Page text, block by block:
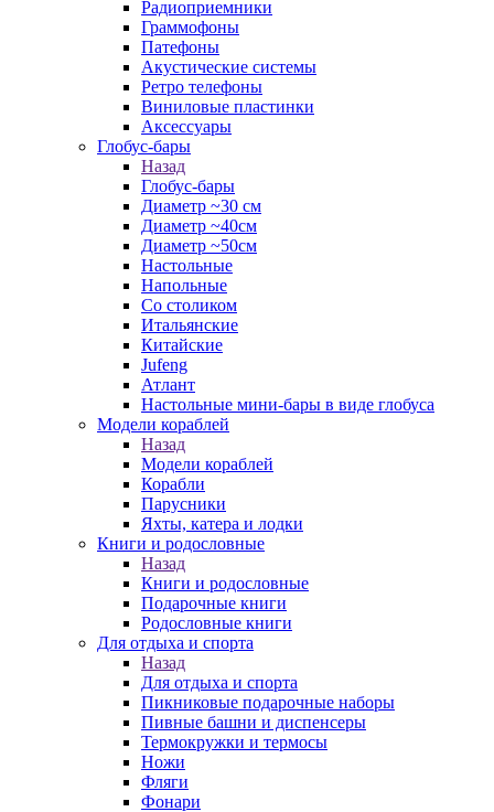
Радиоприемники
Граммофоны
Патефоны
Акустические системы
Ретро телефоны
Виниловые пластинки
Аксессуары
Глобус-бары
Назад
Глобус-бары
Диаметр ~30 см
Диаметр ~40см
Диаметр ~50см
Настольные
Напольные
Со столиком
Итальянские
Китайские
Jufeng
Атлант
Настольные мини-бары в виде глобуса
Модели кораблей
Назад
Модели кораблей
Корабли
Парусники
Яхты, катера и лодки
Книги и родословные
Назад
Книги и родословные
Подарочные книги
Родословные книги
Для отдыха и спорта
Назад
Для отдыха и спорта
Пикниковые подарочные наборы
Пивные башни и диспенсеры
Термокружки и термосы
Ножи
Фляги
Фонари